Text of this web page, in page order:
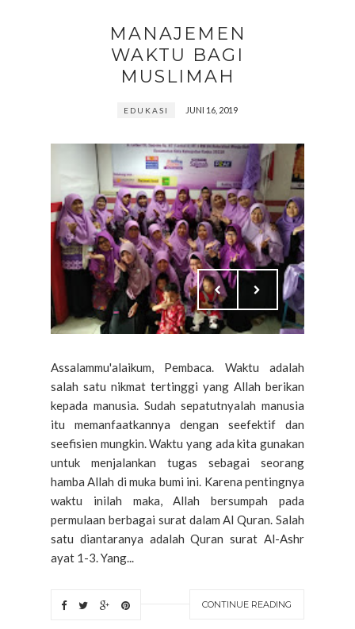
MANAJEMEN
WAKTU BAGI
MUSLIMAH
EDUKASI JUNI 16, 2019
Assalammu'alaikum, Pembaca. Waktu adalah
salah satu nikmat tertinggi yang Allah berikan
kepada manusia. Sudah sepatutnyalah manusia
itu memanfaatkannya dengan seefektif dan
seefisien mungkin. Waktu yang ada kita gunakan
untuk menjalankan tugas sebagai seorang
hamba Allah di muka bumi ini. Karena pentingnya
waktu inilah maka, Allah bersumpah pada
permulaan berbagai surat dalam Al Quran. Salah
satu diantaranya adalah Quran surat Al-Ashr
ayat 1-3. Yang...
CONTINUE READING